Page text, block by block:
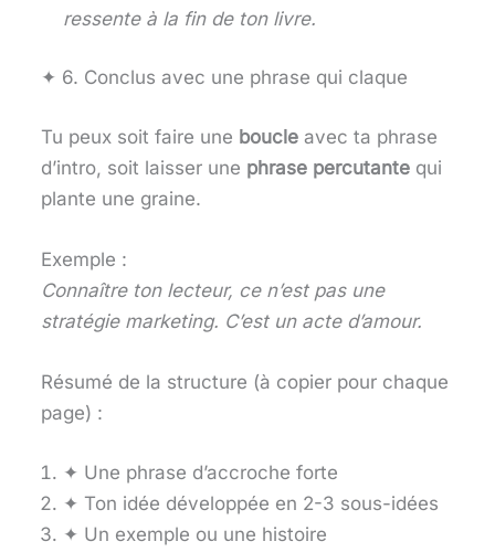
ressente à la fin de ton livre.
✦ 6. Conclus avec une phrase qui claque
Tu peux soit faire une boucle avec ta phrase
d’intro, soit laisser une phrase percutante qui
plante une graine.
Exemple :
Connaître ton lecteur, ce n’est pas une
stratégie marketing. C’est un acte d’amour.
Résumé de la structure (à copier pour chaque
page) :
✦ Une phrase d’accroche forte
✦ Ton idée développée en 2-3 sous-idées
✦ Un exemple ou une histoire